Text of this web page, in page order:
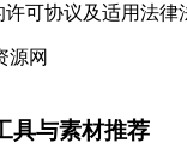
可协议及适用法律
源网
具与素材推荐